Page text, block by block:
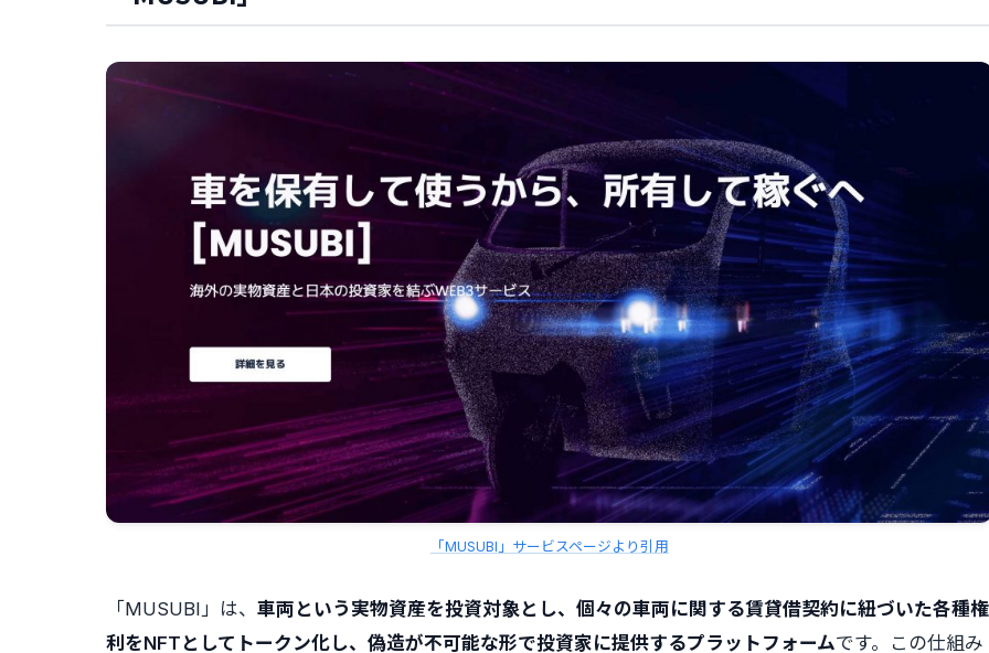
「MUSUBI」サービスページより引用
「MUSUBI」は、 車両という実物資産を投資対象とし、個々の車両に関する賃貸借契約に紐づいた各種権
利をNFTとしてトークン化し、偽造が不可能な形で投資家に提供するプラットフォームです。この仕組み